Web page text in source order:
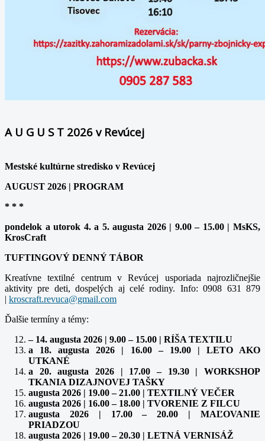
A U G U S T 2026 v Revúcej
Mestské kultúrne stredisko v Revúcej
AUGUST 2026 | PROGRAM
* * *
pondelok a utorok 4. a 5. augusta 2026 | 9.00 – 15.00 | MsKS,
KrosCraft
TUFTINGOVÝ DENNÝ TÁBOR
Kreatívne textilné centrum v Revúcej usporiada najrozličnejšie
aktivity pre deti, dospelých aj celé rodiny. Info: 0908 631 879
|
Ďalšie termíny a témy:
– 14. augusta 2026 | 9.00 – 15.00 | RÍŠA TEXTILU
a 18. augusta 2026 | 16.00 – 19.00 | LETO AKO
UTKANÉ
a 20. augusta 2026 | 17.00 – 19.30 | WORKSHOP
TKANIA DIZAJNOVEJ TAŠKY
augusta 2026 | 19.00 – 21.00 | TEXTILNÝ VEČER
augusta 2026 | 16.00 – 18.00 | TVORENIE Z FILCU
augusta 2026 | 17.00 – 20.00 | MAĽOVANIE
PRIADZOU
augusta 2026 | 19.00 – 20.30 | LETNÁ VERNISÁŽ